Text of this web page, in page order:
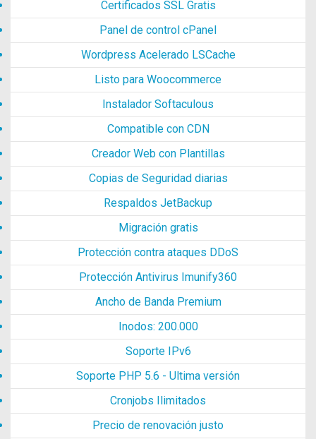
Certificados SSL Gratis
Panel de control cPanel
Wordpress Acelerado LSCache
Listo para Woocommerce
Instalador Softaculous
Compatible con CDN
Creador Web con Plantillas
Copias de Seguridad diarias
Respaldos JetBackup
Migración gratis
Protección contra ataques DDoS
Protección Antivirus Imunify360
Ancho de Banda Premium
Inodos: 200.000
Soporte IPv6
Soporte PHP 5.6 - Ultima versión
Cronjobs Ilimitados
Precio de renovación justo